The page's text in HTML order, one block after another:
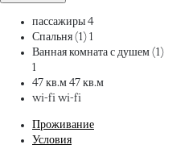
пассажиры 4
Спальня (1) 1
Ванная комната с душем (1)
1
47 кв.м 47 кв.м
wi-fi wi-fi
Проживание
Условия